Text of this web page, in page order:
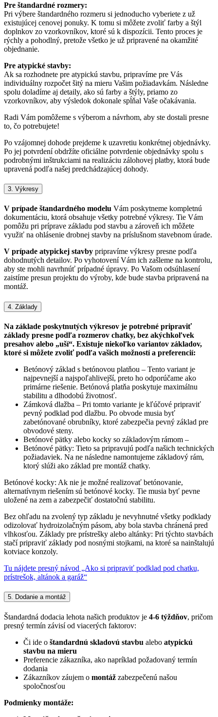
Pre štandardné rozmery:
Pri výbere štandardného rozmeru si jednoducho vyberiete z už
existujúcej cenovej ponuky. K tomu si môžete zvoliť farby a štýl
doplnkov zo vzorkovníkov, ktoré sú k dispozícii. Tento proces je
rýchly a pohodlný, pretože všetko je už pripravené na okamžité
objednanie.
Pre atypické stavby:
Ak sa rozhodnete pre atypickú stavbu, pripravíme pre Vás
individuálny rozpočet šitý na mieru Vašim požiadavkám. Následne
spolu doladíme aj detaily, ako sú farby a štýly, priamo zo
vzorkovníkov, aby výsledok dokonale spĺňal Vaše očakávania.
Radi Vám pomôžeme s výberom a návrhom, aby ste dostali presne
to, čo potrebujete!
Po vzájomnej dohode prejdeme k uzavretiu konkrétnej objednávky.
Po jej potvrdení obdržíte oficiálne potvrdenie objednávky spolu s
podrobnými inštrukciami na realizáciu zálohovej platby, ktorá bude
upravená podľa našej predchádzajúcej dohody.
3. Výkresy
V prípade štandardného modelu Vám poskytneme kompletnú
dokumentáciu, ktorá obsahuje všetky potrebné výkresy. Tie Vám
pomôžu pri príprave základu pod stavbu a zároveň ich môžete
využiť na ohlásenie drobnej stavby na príslušnom stavebnom úrade.
V prípade atypickej stavby pripravíme výkresy presne podľa
dohodnutých detailov. Po vyhotovení Vám ich zašleme na kontrolu,
aby ste mohli navrhnúť prípadné úpravy. Po Vašom odsúhlasení
zaistíme presun projektu do výroby, kde bude stavba pripravená na
montáž.
4. Základy
Na základe poskytnutých výkresov je potrebné pripraviť
základy presne podľa rozmerov chatky, bez akýchkoľvek
presahov alebo „uší“. Existuje niekoľko variantov základov,
ktoré si môžete zvoliť podľa vašich možností a preferencií:
Betónový základ s betónovou platňou – Tento variant je
najpevnejší a najspoľahlivejší, preto ho odporúčame ako
primárne riešenie. Betónová platňa poskytuje maximálnu
stabilitu a dlhodobú životnosť.
Zámková dlažba – Pri tomto variante je kľúčové pripraviť
pevný podklad pod dlažbu. Po obvode musia byť
zabetónované obrubníky, ktoré zabezpečia pevný základ pre
obvodové steny.
Betónové pätky alebo kocky so základovým rámom –
Betónové pätky: Tieto sa pripravujú podľa našich technických
požiadaviek. Na ne následne namontujeme základový rám,
ktorý slúži ako základ pre montáž chatky.
Betónové kocky: Ak nie je možné realizovať betónovanie,
alternatívnym riešením sú betónové kocky. Tie musia byť pevne
uložené na zem a zabezpečiť dostatočnú stabilitu.
Bez ohľadu na zvolený typ základu je nevyhnutné všetky podklady
odizolovať hydroizolačným pásom, aby bola stavba chránená pred
vlhkosťou. Základy pre prístrešky alebo altánky: Pri týchto stavbách
stačí pripraviť základy pod nosnými stojkami, na ktoré sa nainštalujú
kotviace konzoly.
Tu nájdete presný návod „Ako si pripraviť podklad pod chatku,
prístrešok, altánok a garáž“
5. Dodanie a montáž
Štandardná dodacia lehota našich produktov je 4-6 týždňov, pričom
presný termín závisí od viacerých faktorov:
Či ide o štandardnú skladovú stavbu alebo atypickú
stavbu na mieru
Preferencie zákazníka, ako napríklad požadovaný termín
dodania
Zákazníkov záujem o montáž zabezpečenú našou
spoločnosťou
Podmienky montáže: